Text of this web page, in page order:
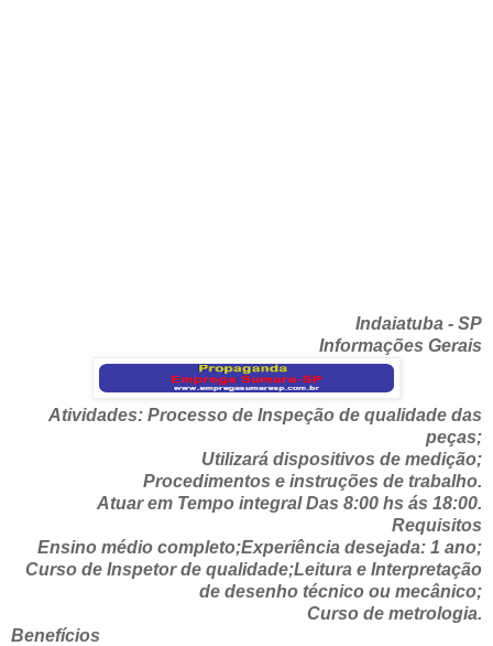
Indaiatuba - SP
Informações Gerais
Atividades: Processo de Inspeção de qualidade das
peças;
Utilizará dispositivos de medição;
Procedimentos e instruções de trabalho.
Atuar em Tempo integral Das 8:00 hs ás 18:00.
Requisitos
Ensino médio completo;Experiência desejada: 1 ano;
Curso de Inspetor de qualidade;Leitura e Interpretação
de desenho técnico ou mecânico;
Curso de metrologia.
Benefícios